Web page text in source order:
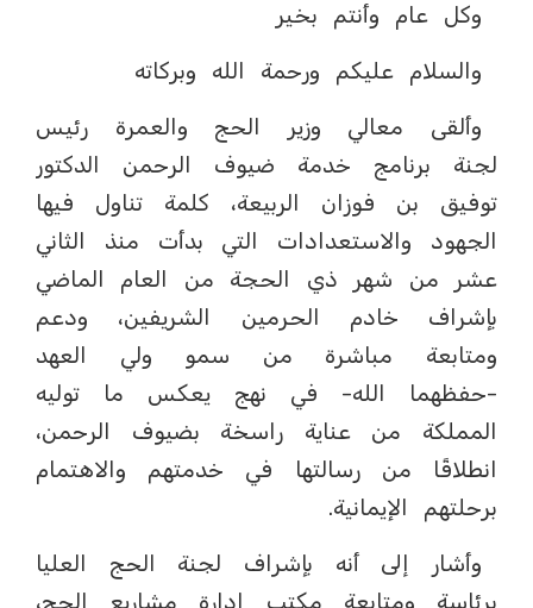
وكل عام وأنتم بخير
والسلام عليكم ورحمة الله وبركاته
وألقى معالي وزير الحج والعمرة رئيس
لجنة برنامج خدمة ضيوف الرحمن الدكتور
توفيق بن فوزان الربيعة، كلمة تناول فيها
الجهود والاستعدادات التي بدأت منذ الثاني
عشر من شهر ذي الحجة من العام الماضي
بإشراف خادم الحرمين الشريفين، ودعم
ومتابعة مباشرة من سمو ولي العهد
-حفظهما الله- في نهج يعكس ما توليه
المملكة من عناية راسخة بضيوف الرحمن،
انطلاقًا من رسالتها في خدمتهم والاهتمام
برحلتهم الإيمانية.
وأشار إلى أنه بإشراف لجنة الحج العليا
برئاسة ومتابعة مكتب إدارة مشاريع الحج،